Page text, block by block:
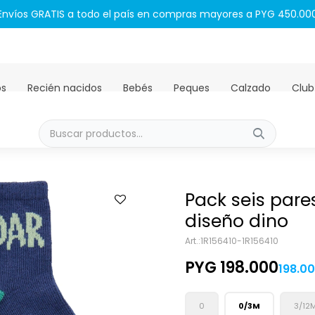
GRATIS a todo el país en compras mayores a PYG
Recién nacidos Bebés Peques Calzado
Pack seis
diseño dino
1R156410-1R156410
PYG 198.000
0 0/3M 3/